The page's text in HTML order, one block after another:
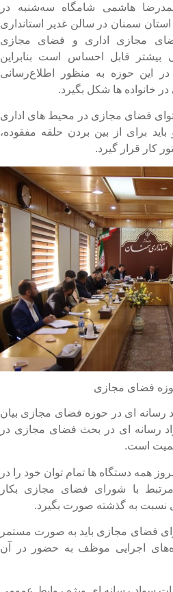
هاشمی شامگاه سه‌شنبه در
سمنان در سالن غدیر استانداری
مجازی اداری و فضای مجازی
بیشتر قابل احساس است بنابراین
این حوزه به منظور اطلاع‌رسانی
خانواده ها شکل بگیرد.
فضای مجازی در محیط های اداری
برای از بین بردن حلقه مفقوده،
کار قرار گیرد.
فضای مجازی
رسانه ای در حوزه فضای مجازی بیان
رسانه ای در بحث فضای مجازی در
است.
همه دستگاه ها تمام توان خود را در
با شورای فضای مجازی بکار
نسبت به گذشته صورت بگیرد.
فضای مجازی باید به صورت مستمر
اجرایی موظف به حضور در آن